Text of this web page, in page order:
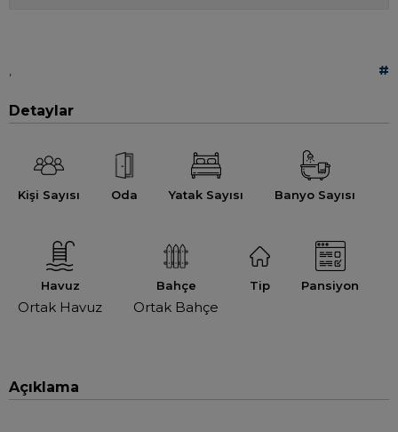
#
Detaylar
Kişi Sayısı Oda Yatak Sayısı Banyo Sayısı
Havuz
Ortak Havuz
Bahçe
Ortak Bahçe
Tip Pansiyon
Açıklama